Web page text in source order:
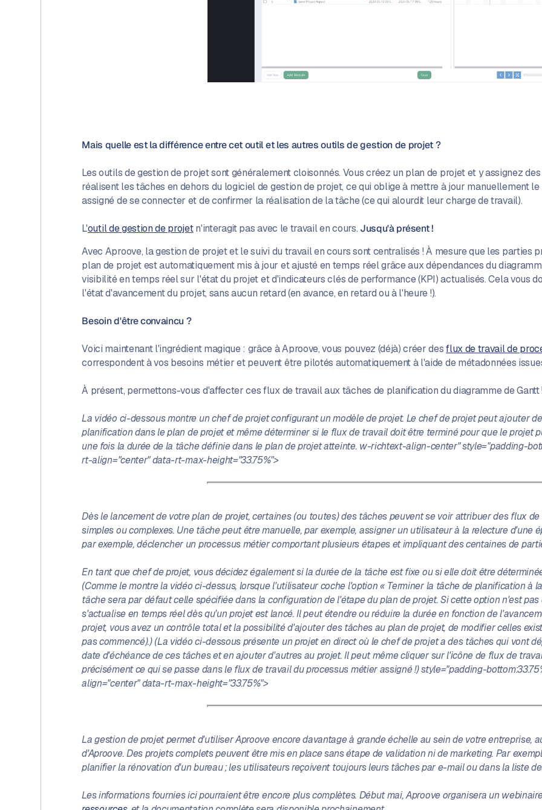
Mais quelle est la différence entre cet outil et les autres outils de gestion de projet ?
Les outils de gestion de projet sont généralement cloisonnés. Vous créez un plan de projet et y assignez
réalisent les tâches en dehors du logiciel de gestion de projet, ce qui oblige à mettre à jour manuellement
assigné de se connecter et de confirmer la réalisation de la tâche (ce qui alourdit leur charge de travail).
L'outil de gestion de projetn'interagit pas avec le travail en cours. Jusqu'à présent !
Avec Aproove, la gestion de projet et le suivi du travail en cours sont centralisés ! À mesure que les parties
plan de projet est automatiquement mis à jour et ajusté en temps réel grâce aux dépendances du
visibilité en temps réel sur l'état du projet et d'indicateurs clés de performance (KPI) actualisés. Cela vous
l'état d'avancement du projet, sans aucun retard (en avance, en retard ou à l'heure !).
Besoin d'être convaincu ?
Voici maintenant l'ingrédient magique : grâce à Aproove, vous pouvez (déjà) créer desflux de travail de
correspondent à vos besoins métier et peuvent être pilotés automatiquement à l'aide de métadonnées
À présent, permettons-vous d'affecter ces flux de travail aux tâches de planification du diagramme de Gantt !
La vidéo ci-dessous montre un chef de projet configurant un modèle de projet. Le chef de projet peut ajouter
planification dans le plan de projet et même déterminer si le flux de travail doit être terminé pour que le projet
une fois la durée de la tâche définie dans le plan de projet atteinte. w-richtext-align-center" style="padding-
rt-align="center" data-rt-max-height="33.75%">
Dès le lancement de votre plan de projet, certaines (ou toutes) des tâches peuvent se voir attribuer des flux
simples ou complexes. Une tâche peut être manuelle, par exemple, assigner un utilisateur à la relecture d'une
par exemple, déclencher un processus métier comportant plusieurs étapes et impliquant des centaines de
En tant que chef de projet, vous décidez également si la durée de la tâche est fixe ou si elle doit être
(Comme le montre la vidéo ci-dessus, lorsque l'utilisateur coche l'option « Terminer la tâche de planification à
tâche sera par défaut celle spécifiée dans la configuration de l'étape du plan de projet. Si cette option n'est
s'actualise en temps réel dès qu'un projet est lancé. Il peut étendre ou réduire la durée en fonction de
projet, vous avez un contrôle total et la possibilité d'ajouter des tâches au plan de projet, de modifier celles
pas commencé).) (La vidéo ci-dessous présente un projet en direct où le chef de projet a des tâches qui vont
date d'échéance de ces tâches et en ajouter d'autres au projet. Il peut même cliquer sur l'icône de flux de
précisément ce qui se passe dans le flux de travail du processus métier assigné !) style="padding-
align="center" data-rt-max-height="33.75%">
La gestion de projet permet d'utiliser Aproove encore davantage à grande échelle au sein de votre entreprise,
d'Aproove. Des projets complets peuvent être mis en place sans étape de validation ni de marketing. Par
planifier la rénovation d'un bureau ; les utilisateurs reçoivent toujours leurs tâches par e-mail ou dans la liste
Les informations fournies ici pourraient être encore plus complètes. Début mai, Aproove organisera un